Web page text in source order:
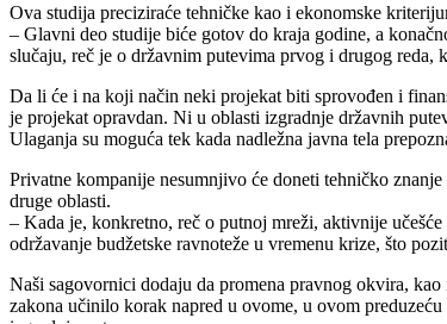
Ova studija preciziraće tehničke kao i ekonomske
– Glavni deo studije biće gotov do kraja godine, a
slučaju, reč je o državnim putevima prvog i drugog reda,
Da li će i na koji način neki projekat biti sprovođen i
je projekat opravdan. Ni u oblasti izgradnje državnih
Ulaganja su moguća tek kada nadležna javna tela
Privatne kompanije nesumnjivo će doneti tehničko
druge oblasti.
– Kada je, konkretno, reč o putnoj mreži, aktivnije
održavanje budžetske ravnoteže u vremenu krize, što
Naši sagovornici dodaju da promena pravnog okvira,
zakona učinilo korak napred u ovome, u ovom